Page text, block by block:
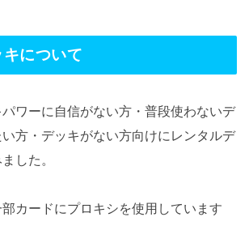
について
ワーに自信がない方・普段使わないデ
方・デッキがない方向けにレンタルデ
した。
カードにプロキシを使用しています